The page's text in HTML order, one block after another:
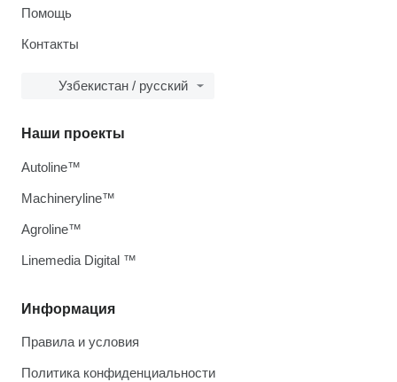
Помощь
Контакты
Узбекистан / русский
Информация
Правила и условия
Политика конфиденциальности
Наши проекты
Autoline™
Machineryline™
Agroline™
Linemedia Digital ™